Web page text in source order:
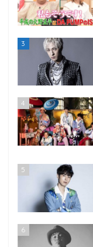
3
4
5
6